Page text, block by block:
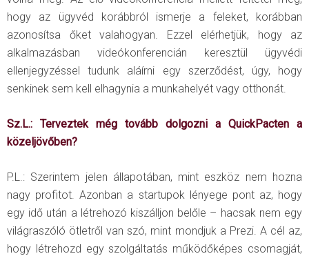
hogy az ügyvéd korábbról ismerje a feleket, korábban
azonosítsa őket valahogyan. Ezzel elérhetjük, hogy az
alkalmazásban videókonferencián keresztül ügyvédi
ellenjegyzéssel tudunk aláírni egy szerződést, úgy, hogy
senkinek sem kell elhagynia a munkahelyét vagy otthonát.
Sz.L.: Terveztek még tovább dolgozni a QuickPacten a
közeljövőben?
P.L.: Szerintem jelen állapotában, mint eszköz nem hozna
nagy profitot. Azonban a startupok lényege pont az, hogy
egy idő után a létrehozó kiszálljon belőle – hacsak nem egy
világraszóló ötletről van szó, mint mondjuk a Prezi. A cél az,
hogy létrehozd egy szolgáltatás működőképes csomagját,